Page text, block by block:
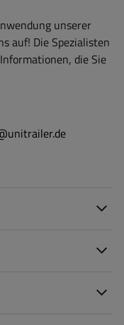
unserer
auf! Die Spezialisten
die Sie